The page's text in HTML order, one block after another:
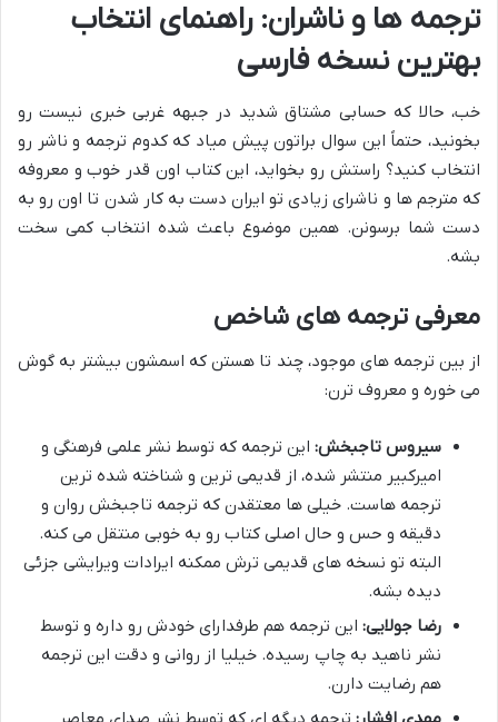
ترجمه ها و ناشران: راهنمای انتخاب
بهترین نسخه فارسی
خب، حالا که حسابی مشتاق شدید در جبهه غربی خبری نیست رو
بخونید، حتماً این سوال براتون پیش میاد که کدوم ترجمه و ناشر رو
انتخاب کنید؟ راستش رو بخواید، این کتاب اون قدر خوب و معروفه
که مترجم ها و ناشرای زیادی تو ایران دست به کار شدن تا اون رو به
دست شما برسونن. همین موضوع باعث شده انتخاب کمی سخت
بشه.
معرفی ترجمه های شاخص
از بین ترجمه های موجود، چند تا هستن که اسمشون بیشتر به گوش
می خوره و معروف ترن:
سیروس تاجبخش: این ترجمه که توسط نشر علمی فرهنگی و
امیرکبیر منتشر شده، از قدیمی ترین و شناخته شده ترین
ترجمه هاست. خیلی ها معتقدن که ترجمه تاجبخش روان و
دقیقه و حس و حال اصلی کتاب رو به خوبی منتقل می کنه.
البته تو نسخه های قدیمی ترش ممکنه ایرادات ویرایشی جزئی
دیده بشه.
رضا جولایی: این ترجمه هم طرفدارای خودش رو داره و توسط
نشر ناهید به چاپ رسیده. خیلیا از روانی و دقت این ترجمه
هم رضایت دارن.